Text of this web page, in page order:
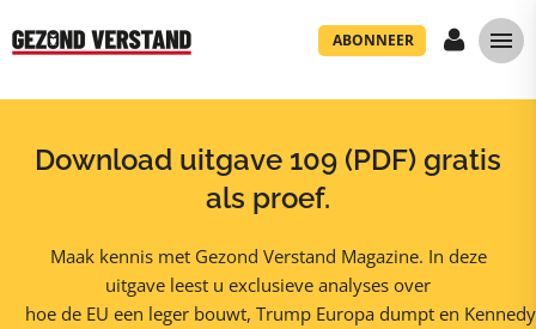
ABONNEER
Download uitgave 109 (PDF) gratis
als proef.
Maak kennis met Gezond Verstand Magazine. In deze
uitgave leest u exclusieve analyses over
hoe de EU een leger bouwt, Trump Europa dumpt en